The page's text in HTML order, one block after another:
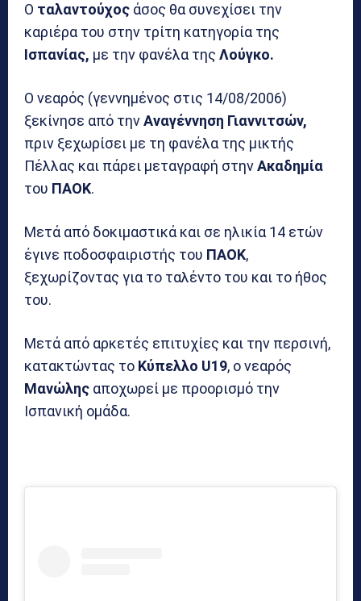
Ο ταλαντούχος άσος θα συνεχίσει την
καριέρα του στην τρίτη κατηγορία της
Ισπανίας, με την φανέλα της Λούγκο.
Ο νεαρός (γεννημένος στις 14/08/2006)
ξεκίνησε από τηνΑναγέννηση Γιαννιτσών,
πριν ξεχωρίσει με τη φανέλα της μικτής
Πέλλας και πάρει μεταγραφή στηνΑκαδημία
του ΠΑΟΚ.
Μετά από δοκιμαστικά και σε ηλικία 14 ετών
έγινε ποδοσφαιριστής του ΠΑΟΚ,
ξεχωρίζοντας για το ταλέντο του και το ήθος
του.
Μετά από αρκετές επιτυχίες και την περσινή,
κατακτώντας το Κύπελλο U19, ο νεαρός
Μανώλης αποχωρεί με προορισμό την
Ισπανική ομάδα.